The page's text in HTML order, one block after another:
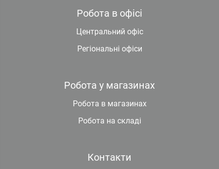
Робота в офісі
Центральний офіс
Регіональні офіси
Робота у магазинах
Робота в магазинах
Робота на складі
Контакти